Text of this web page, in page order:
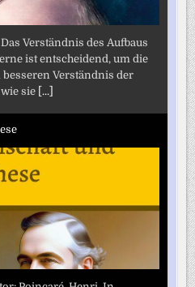
Verständnis des Aufbaus
ist entscheidend, um die
Verständnis der
sie [...]